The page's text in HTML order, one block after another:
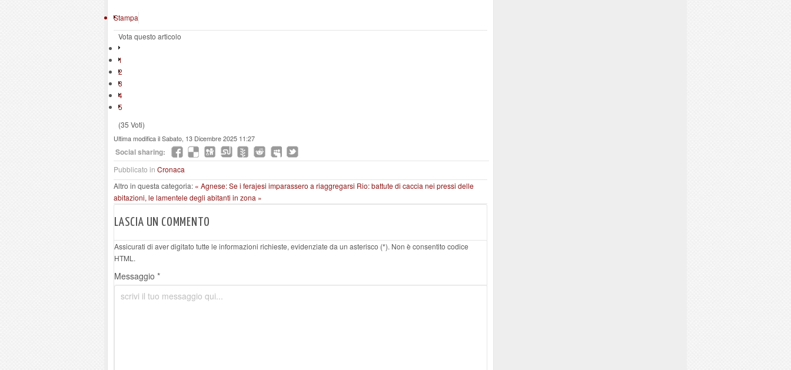
Stampa
Vota questo articolo
1
2
3
4
5
(35 Voti)
Ultima modifica il Sabato, 13 Dicembre 2025 11:27
Social sharing:
Pubblicato in Cronaca
Altro in questa categoria: « Agnese: Se i ferajesi imparassero a riaggregarsi Rio: battute di caccia nei pressi delle
abitazioni, le lamentele degli abitanti in zona »
LASCIA UN COMMENTO
Assicurati di aver digitato tutte le informazioni richieste, evidenziate da un asterisco (*). Non è consentito codice
HTML.
Messaggio *